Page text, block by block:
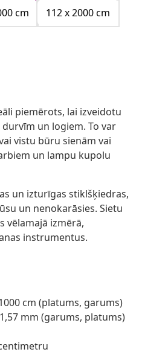
cm 112 x 2000 cm
piemērots, lai izveidotu
un logiem. To var
vistu būru sienām vai
un lampu kupolu
un izturīgas stiklšķiedras,
un nenokarāsies. Sietu
vēlamajā izmērā,
instrumentus.
cm (platums, garums)
mm (garums, platums)